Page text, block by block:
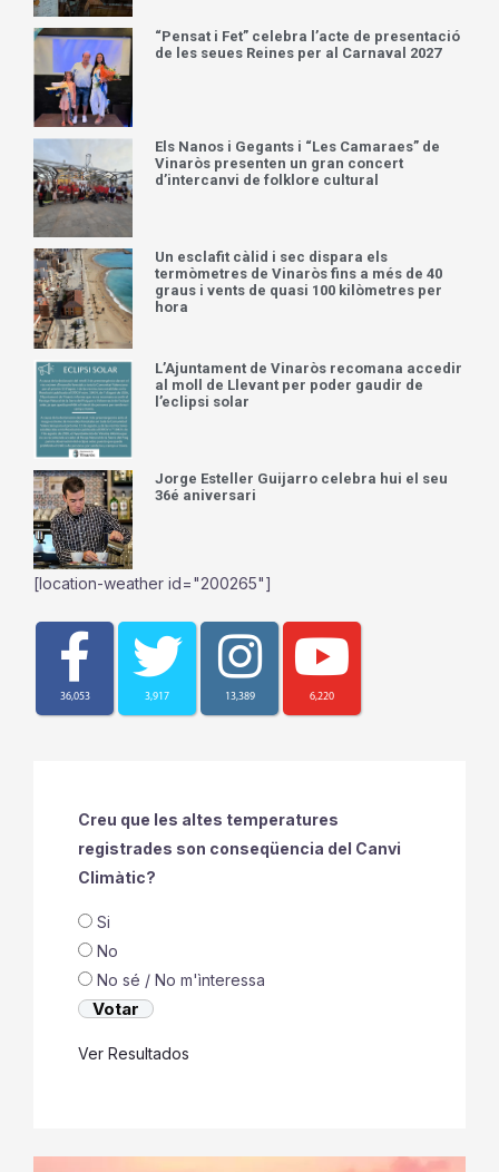
“Pensat i Fet” celebra l’acte de presentació
de les seues Reines per al Carnaval 2027
Els Nanos i Gegants i “Les Camaraes” de
Vinaròs presenten un gran concert
d’intercanvi de folklore cultural
Un esclafit càlid i sec dispara els
termòmetres de Vinaròs fins a més de 40
graus i vents de quasi 100 kilòmetres per
hora
L’Ajuntament de Vinaròs recomana accedir
al moll de Llevant per poder gaudir de
l’eclipsi solar
Jorge Esteller Guijarro celebra hui el seu
36é aniversari
[location-weather id="200265"]
36,053 3,917 13,389 6,220
Creu que les altes temperatures
registrades son conseqüencia del Canvi
Climàtic?
Si
No
No sé / No m'ìnteressa
Ver Resultados